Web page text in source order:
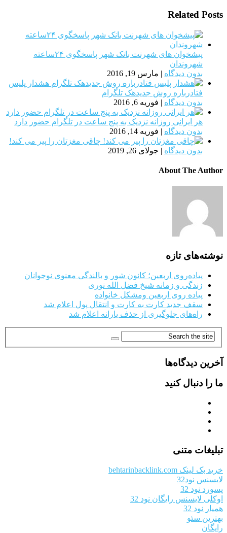
Related Posts
پیشخوان های شهرنت بانک شهر پاسخگوی ۲۴ساعته
شهروندان
بدون دیدگاه | مارس 19, 2016
هشدار پلیس
فتادرباره روش جدیدهک تلگرام
بدون دیدگاه | فوریه 6, 2016
هر ایرانی روزانه نزدیک به پنج ساعت در تلگرام حضور دارد
بدون دیدگاه | فوریه 14, 2016
چاقی مغزتان را پیر می کند!
بدون دیدگاه | جولای 26, 2019
About The Author
نوشته‌های تازه
پیاده‌روی اربعین؛ کانون شور و بالندگی معنوی نوجوانان
زندگی و زمانه شیخ فضل الله نوری
پیاده روی اربعین ومشکل خانواده
سقف جدید کارت به کارت و انتقال پول اعلام شد
راه‌های جلوگیری از حذف یارانه اعلام شد
آخرین دیدگاه‌ها
ما را دنبال کنید
تبلیغات متنی
خرید بک لینک behtarinbacklink.com
لایسنس نود32
پسورد نود 32
اوکلی لایسنس رایگان نود 32
همیار نود 32
بهترین سئو
رایگان